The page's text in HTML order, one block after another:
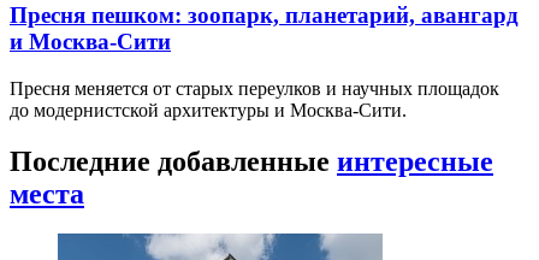
Пресня пешком: зоопарк, планетарий, авангард
и Москва-Сити
Пресня меняется от старых переулков и научных площадок
до модернистской архитектуры и Москва-Сити.
Последние добавленные интересные
места